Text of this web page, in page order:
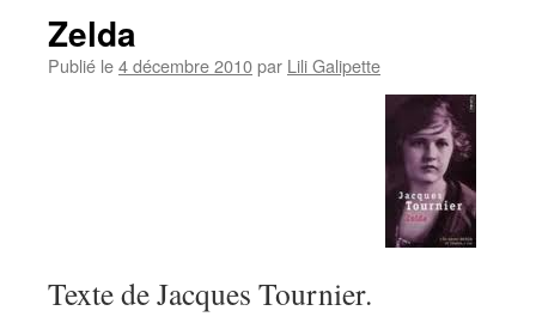
Zelda
Publié le4 décembre 2010par Lili Galipette
Texte de Jacques Tournier.